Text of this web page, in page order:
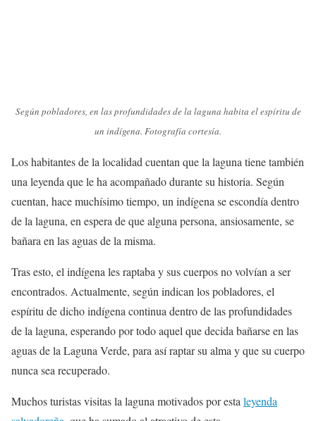
Según pobladores, en las profundidades de la laguna habita el espíritu de
un indígena. Fotografía cortesía.
Los habitantes de la localidad cuentan que la laguna tiene también
una leyenda que le ha acompañado durante su historia. Según
cuentan, hace muchísimo tiempo, un indígena se escondía dentro
de la laguna, en espera de que alguna persona, ansiosamente, se
bañara en las aguas de la misma.
Tras esto, el indígena les raptaba y sus cuerpos no volvían a ser
encontrados. Actualmente, según indican los pobladores, el
espíritu de dicho indígena continua dentro de las profundidades
de la laguna, esperando por todo aquel que decida bañarse en las
aguas de la Laguna Verde, para así raptar su alma y que su cuerpo
nunca sea recuperado.
Muchos turistas visitas la laguna motivados por esta leyenda